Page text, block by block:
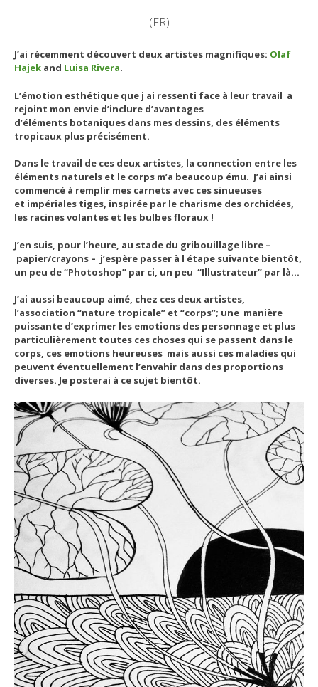
(FR)
J’ai récemment découvert deux artistes magnifiques: Olaf
Hajek and Luisa Rivera.
L’émotion esthétique que j ai ressenti face à leur travail a
rejoint mon envie d’inclure d’avantages
d’éléments botaniques dans mes dessins, des éléments
tropicaux plus précisément.
Dans le travail de ces deux artistes, la connection entre les
éléments naturels et le corps m’a beaucoup ému. J’ai ainsi
commencé à remplir mes carnets avec ces sinueuses
et impériales tiges, inspirée par le charisme des orchidées,
les racines volantes et les bulbes floraux !
J’en suis, pour l’heure, au stade du gribouillage libre –
papier/crayons – j’espère passer à l étape suivante bientôt,
un peu de “Photoshop” par ci, un peu “Illustrateur” par là…
J’ai aussi beaucoup aimé, chez ces deux artistes,
l’association “nature tropicale” et “corps”; une manière
puissante d’exprimer les emotions des personnage et plus
particulièrement toutes ces choses qui se passent dans le
corps, ces emotions heureuses mais aussi ces maladies qui
peuvent éventuellement l’envahir dans des proportions
diverses. Je posterai à ce sujet bientôt.